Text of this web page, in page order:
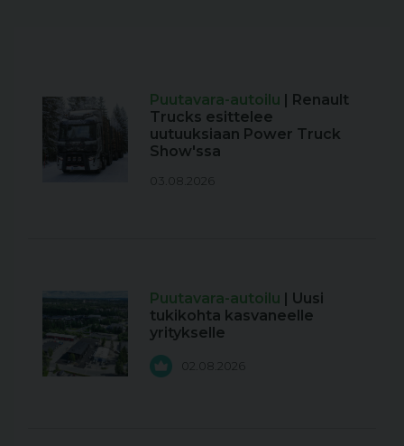
Puutavara-autoilu | Renault
Trucks esittelee
uutuuksiaan Power Truck
Show'ssa
03.08.2026
Puutavara-autoilu | Uusi
tukikohta kasvaneelle
yritykselle
02.08.2026